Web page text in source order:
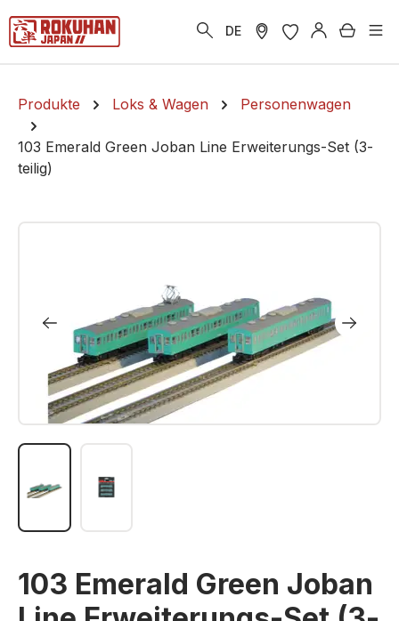
springen DE
Produkte Loks & Wagen Personenwagen
103 Emerald Green Joban Line Erweiterungs-Set (3-
teilig)
Bildergalerie überspringen
103 Emerald Green Joban